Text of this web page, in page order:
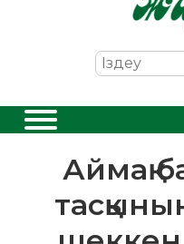
Аймақ